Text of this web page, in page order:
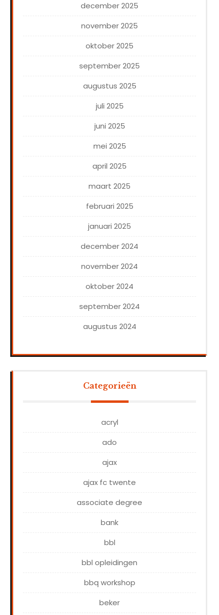
december 2025
november 2025
oktober 2025
september 2025
augustus 2025
juli 2025
juni 2025
mei 2025
april 2025
maart 2025
februari 2025
januari 2025
december 2024
november 2024
oktober 2024
september 2024
augustus 2024
Categorieën
acryl
ado
ajax
ajax fc twente
associate degree
bank
bbl
bbl opleidingen
bbq workshop
beker